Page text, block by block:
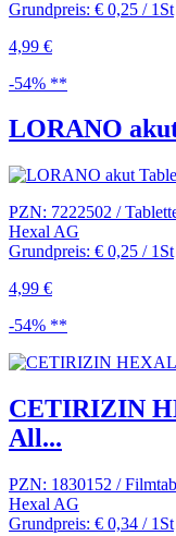
Grundpreis: € 0,25 / 1St
4,99 €
-54% **
LORANO
PZN: 7222502 /
Hexal AG
Grundpreis: € 0,25 / 1St
4,99 €
-54% **
CETIRIZIN
All...
PZN: 1830152 /
Hexal AG
Grundpreis: € 0,34 / 1St